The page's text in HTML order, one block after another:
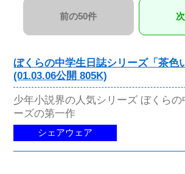
前の50件
ぼくらの中学生日誌シリーズ「茶色
(01.03.06公開 805K)
少年小説界の人気シリーズ ぼくらの
ーズの第一作
シェアウェア